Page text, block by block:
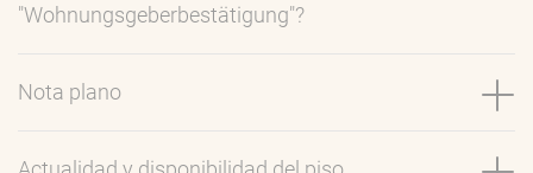
"Wohnungsgeberbestätigung"?
Nota plano